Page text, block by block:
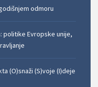
odmoru
politike Evropske unije,
(O)snaži (S)voje (I)deje